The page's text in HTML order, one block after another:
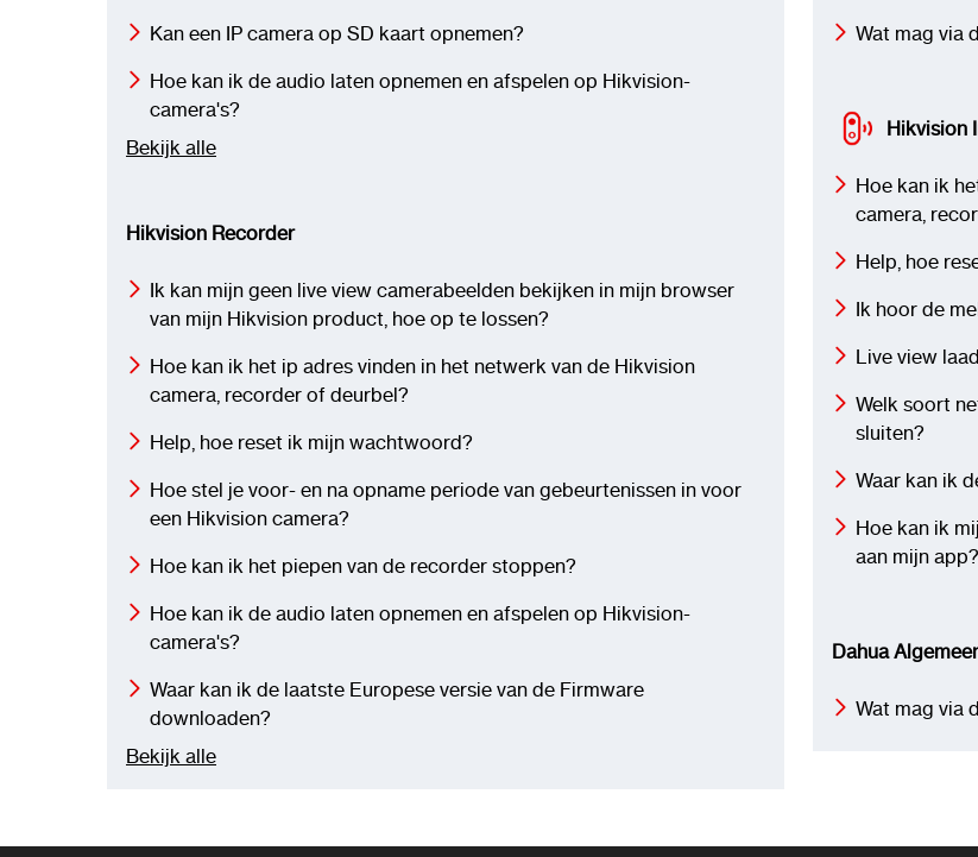
Kan een IP camera op SD kaart opnemen?
Hoe kan ik de audio laten opnemen en afspelen op Hikvision-
camera's?
Bekijk alle
Hikvision Recorder
Ik kan mijn geen live view camerabeelden bekijken in mijn browser
van mijn Hikvision product, hoe op te lossen?
Hoe kan ik het ip adres vinden in het netwerk van de Hikvision
camera, recorder of deurbel?
Help, hoe reset ik mijn wachtwoord?
Hoe stel je voor- en na opname periode van gebeurtenissen in voor
een Hikvision camera?
Hoe kan ik het piepen van de recorder stoppen?
Hoe kan ik de audio laten opnemen en afspelen op Hikvision-
camera's?
Waar kan ik de laatste Europese versie van de Firmware
downloaden?
Bekijk alle
Wat mag via
Hikvision
Hoe kan ik
camera,
Help, hoe
Ik hoor de
Live view
Welk soort
sluiten?
Waar kan ik
Hoe kan ik
aan mijn app?
Dahua
Wat mag via